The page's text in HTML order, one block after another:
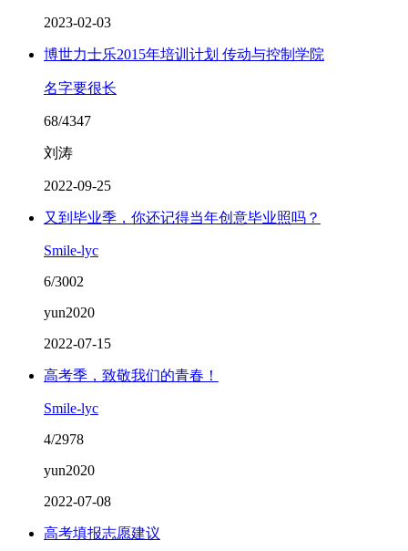
2023-02-03
博世力士乐2015年培训计划 传动与控制学院
名字要很长
68/4347
刘涛
2022-09-25
又到毕业季，你还记得当年创意毕业照吗？
Smile-lyc
6/3002
yun2020
2022-07-15
高考季，致敬我们的青春！
Smile-lyc
4/2978
yun2020
2022-07-08
高考填报志愿建议